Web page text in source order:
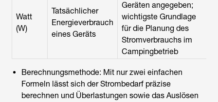
Watt
(W)
Tatsächlicher
Energieverbrauch
eines Geräts
Geräten angegeben;
wichtigste Grundlage
für die Planung des
Stromverbrauchs im
Campingbetrieb
Berechnungsmethode: Mit nur zwei einfachen
Formeln lässt sich der Strombedarf präzise
berechnen und Überlastungen sowie das Auslösen